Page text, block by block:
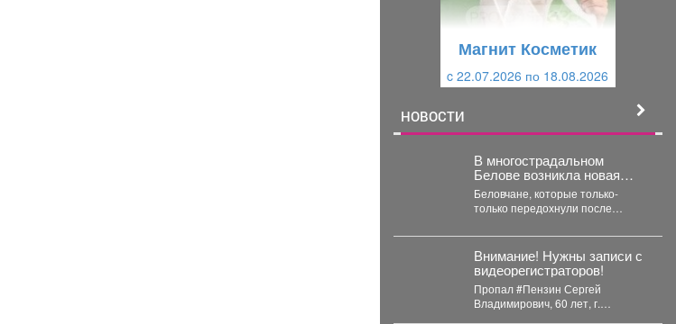
Магнит Косметик
c 22.07.2026 по 18.08.2026
НОВОСТИ
В многострадальном
Белове возникла новая
напасть – что на этот раз
Беловчане, которые только-
только передохнули после
подвалов, столкнулись с новой
напастью. ...
Внимание! Нужны записи с
видеорегистраторов!
Пропал #Пензин Сергей
Владимирович, 60 лет, г.